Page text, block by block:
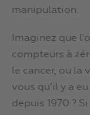
manipulation.
Imaginez que
compteurs à
le cancer, ou la
vous qu’il y a
depuis 1970 ?